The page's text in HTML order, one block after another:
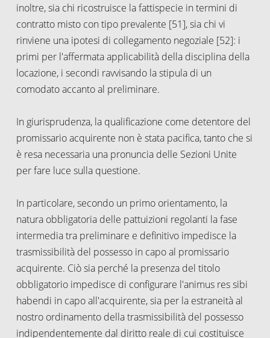
inoltre, sia chi ricostruisce la fattispecie in termini di
contratto misto con tipo prevalente [51], sia chi vi
rinviene una ipotesi di collegamento negoziale [52]: i
primi per l'affermata applicabilità della disciplina della
locazione, i secondi ravvisando la stipula di un
comodato accanto al preliminare.
In giurisprudenza, la qualificazione come detentore del
promissario acquirente non è stata pacifica, tanto che si
è resa necessaria una pronuncia delle Sezioni Unite
per fare luce sulla questione.
In particolare, secondo un primo orientamento, la
natura obbligatoria delle pattuizioni regolanti la fase
intermedia tra preliminare e definitivo impedisce la
trasmissibilità del possesso in capo al promissario
acquirente. Ciò sia perché la presenza del titolo
obbligatorio impedisce di configurare l'animus res sibi
habendi in capo all'acquirente, sia per la estraneità al
nostro ordinamento della trasmissibilità del possesso
indipendentemente dal diritto reale di cui costituisce